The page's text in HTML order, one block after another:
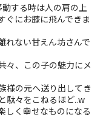
する時は人の肩の上
ぐにお膝に飛んできま
れない甘えん坊さんで
々、この子の魅力にメ
様の元へ送り出してき
駄々をこねるほど..w
しく幸せなものになる